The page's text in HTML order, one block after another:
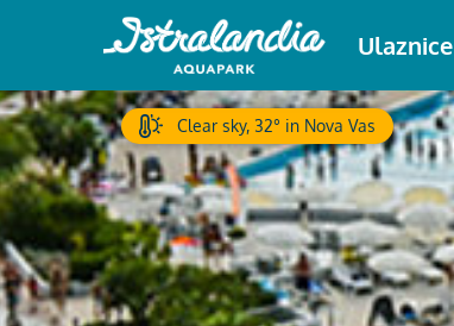
Ulaznice
Clear sky, 32° in Nova Vas